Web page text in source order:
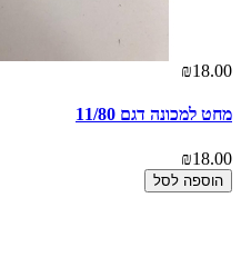
₪18.00
מחט למכונה דגם 11/80
₪18.00
הוספה לסל